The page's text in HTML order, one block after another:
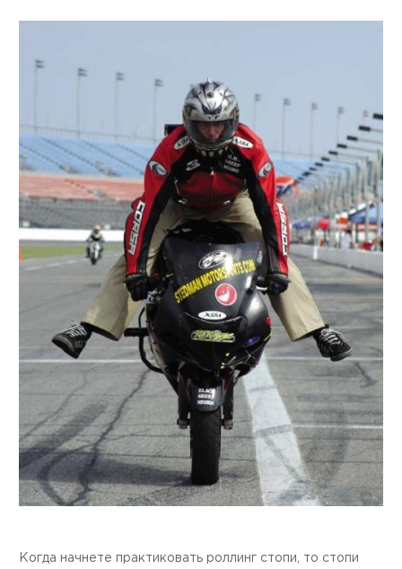
Когда начнете практиковать роллинг стопи, то стопи